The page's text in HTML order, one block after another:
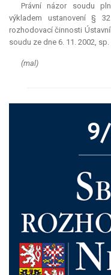
Právní názor soudu
výkladem ustanovení §
rozhodovací činnosti
soudu ze dne 6. 11. 2002, sp.
(mal)